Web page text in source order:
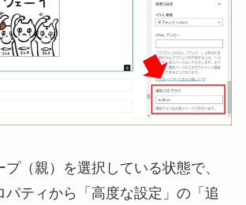
（親）を選択している状態で、
パティから「高度な設定」の「追